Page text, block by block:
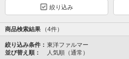
絞り込み
商品検索結果 （4件）
絞り込み条件： 東洋ファルマー
並び替え順：
人気順（通常）